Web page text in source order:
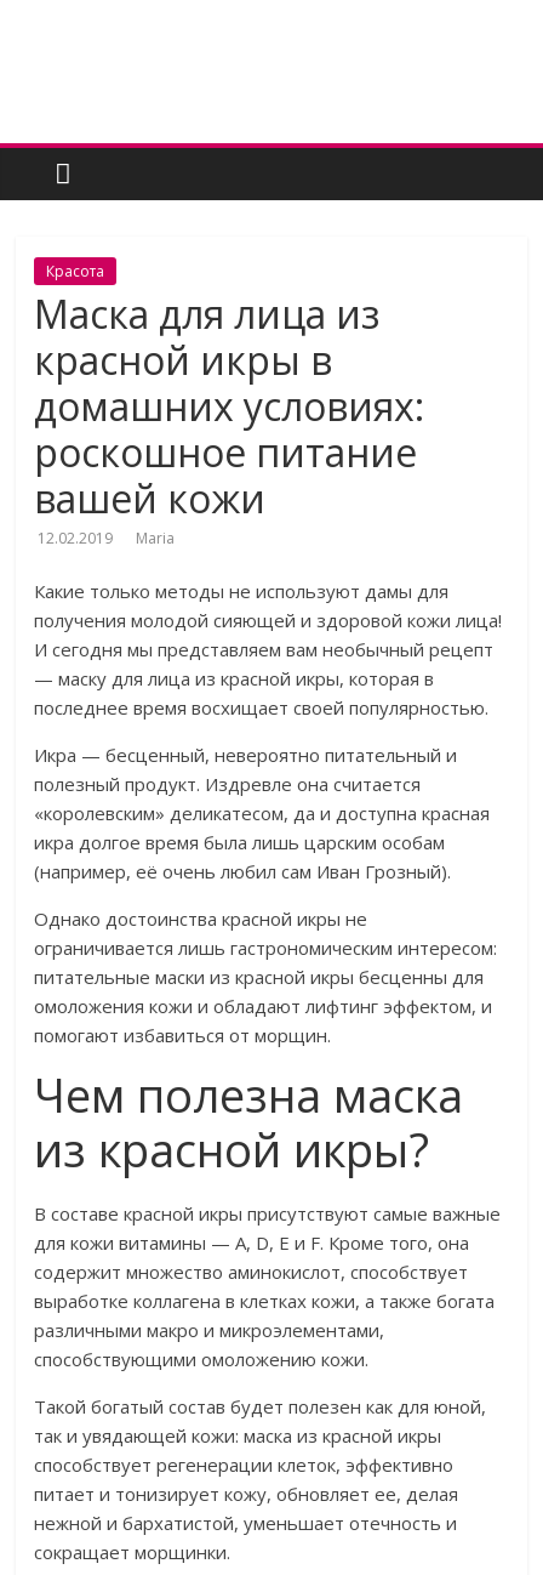
Женский
угодник
Блог
полезных
статей
для
женщин
Красота
Маска для лица из
красной икры в
домашних условиях:
роскошное питание
вашей кожи
12.02.2019 Maria
Какие только методы не используют дамы для
получения молодой сияющей и здоровой кожи лица!
И сегодня мы представляем вам необычный рецепт
— маску для лица из красной икры, которая в
последнее время восхищает своей популярностью.
Икра — бесценный, невероятно питательный и
полезный продукт. Издревле она считается
«королевским» деликатесом, да и доступна красная
икра долгое время была лишь царским особам
(например, её очень любил сам Иван Грозный).
Однако достоинства красной икры не
ограничивается лишь гастрономическим интересом:
питательные маски из красной икры бесценны для
омоложения кожи и обладают лифтинг эффектом, и
помогают избавиться от морщин.
Чем полезна маска
из красной икры?
В составе красной икры присутствуют самые важные
для кожи витамины — A, D, E и F. Кроме того, она
содержит множество аминокислот, способствует
выработке коллагена в клетках кожи, а также богата
различными макро и микроэлементами,
способствующими омоложению кожи.
Такой богатый состав будет полезен как для юной,
так и увядающей кожи: маска из красной икры
способствует регенерации клеток, эффективно
питает и тонизирует кожу, обновляет ее, делая
нежной и бархатистой, уменьшает отечность и
сокращает морщинки.